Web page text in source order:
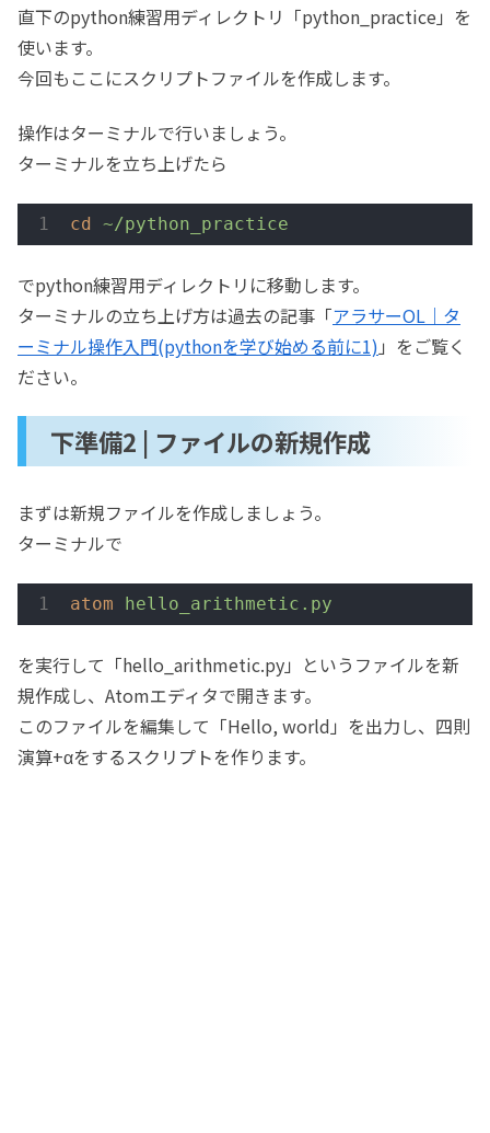
直下のpython練習用ディレクトリ「python_practice」を
使います。
今回もここにスクリプトファイルを作成します。
操作はターミナルで行いましょう。
ターミナルを立ち上げたら
cd ~/python_practice
でpython練習用ディレクトリに移動します。
ターミナルの立ち上げ方は過去の記事「アラサーOL｜タ
ーミナル操作入門(pythonを学び始める前に1) 」をご覧く
ださい。
下準備2 | ファイルの新規作成
まずは新規ファイルを作成しましょう。
ターミナルで
atom hello_arithmetic.py
を実行して「hello_arithmetic.py」というファイルを新
規作成し、Atomエディタで開きます。
このファイルを編集して「Hello, world」を出力し、四則
演算+αをするスクリプトを作ります。